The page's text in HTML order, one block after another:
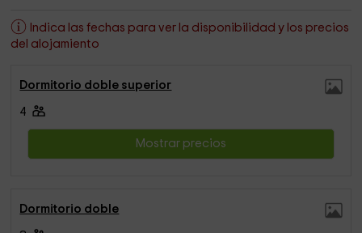
Indica las fechas para ver la disponibilidad y los precios
del alojamiento
Dormitorio doble superior
4
Mostrar precios
Dormitorio doble